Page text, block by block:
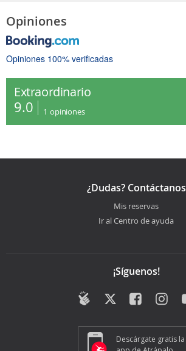
Opiniones
Opiniones 100% verificadas
Extraordinario
9.0 1 opiniones
¿Dudas? Contáctanos
Mis reservas
Ir al Centro de ayuda
¡Síguenos!
Descárgate gratis la